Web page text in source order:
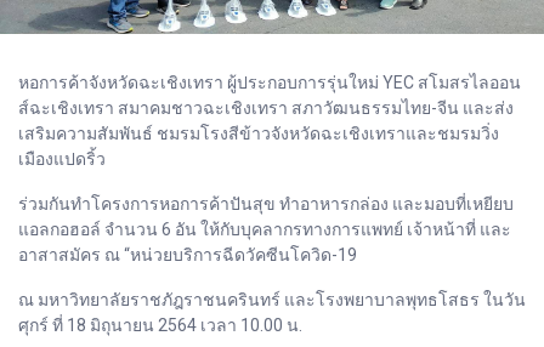
หอการค้าจังหวัดฉะเชิงเทรา ผู้ประกอบการรุ่นใหม่ YEC สโมสรไลออน
ส์ฉะเชิงเทรา สมาคมชาวฉะเชิงเทรา สภาวัฒนธรรมไทย-จีน และส่ง
เสริมความสัมพันธ์ ชมรมโรงสีข้าวจังหวัดฉะเชิงเทราและชมรมวิ่ง
เมืองแปดริ้ว
ร่วมกันทำโครงการหอการค้าปันสุข ทำอาหารกล่อง และมอบที่เหยียบ
แอลกอฮอล์ จำนวน 6 อัน ให้กับบุคลากรทางการแพทย์ เจ้าหน้าที่ และ
อาสาสมัคร ณ “หน่วยบริการฉีดวัคซีนโควิด-19
ณ มหาวิทยาลัยราชภัฎราชนครินทร์ และโรงพยาบาลพุทธโสธร ในวัน
ศุกร์ ที่ 18 มิถุนายน 2564 เวลา 10.00 น.